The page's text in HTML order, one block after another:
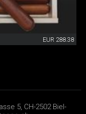
EUR 288.38
5, CH-2502 Biel-